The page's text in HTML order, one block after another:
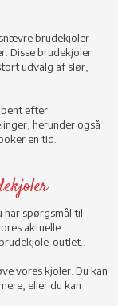
brudekjoler
Disse brudekjoler
udvalg af slør,
efter
herunder også
en tid.
har spørgsmål til
aktuelle
outlet..
vores kjoler. Du kan
eller du kan